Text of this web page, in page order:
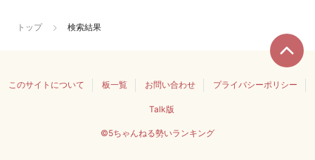
トップ 検索結果
このサイトについて 板一覧 お問い合わせ プライバシーポリシー
Talk版
©5ちゃんねる勢いランキング